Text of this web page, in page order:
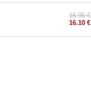
16.95 €
16.10 €